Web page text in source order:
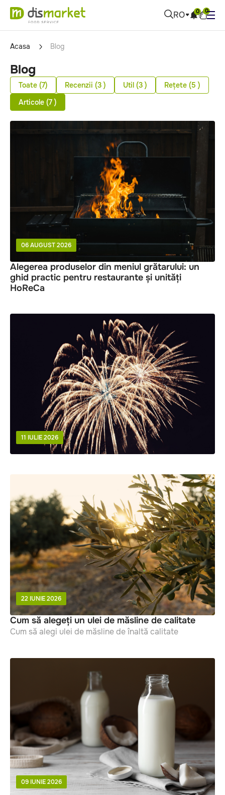
RO 0 0
Acasa Blog
Blog
Toate (7) Recenzii (3 ) Util (3 )
Rețete (5 )
Articole (7 )
06 AUGUST 2026
Alegerea produselor din meniul grătarului: un
ghid practic pentru restaurante și unități
HoReCa
11 IULIE 2026
22 IUNIE 2026
Cum să alegeți un ulei de măsline de calitate
Cum să alegi ulei de măsline de înaltă calitate
09 IUNIE 2026